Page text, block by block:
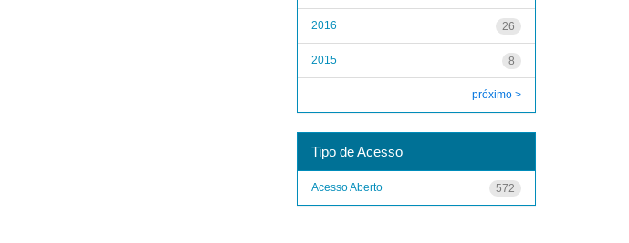
26
2016
8
2015
próximo >
Tipo de Acesso
572
Acesso Aberto